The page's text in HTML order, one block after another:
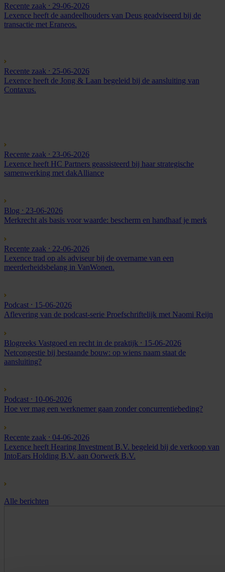
Recente zaak ⸱ 29-06-2026
Lexence heeft de aandeelhouders van Deus geadviseerd bij de
transactie met Eraneos.
Recente zaak ⸱ 25-06-2026
Lexence heeft de Jong & Laan begeleid bij de aansluiting van
Contaxus.
Recente zaak ⸱ 23-06-2026
Lexence heeft HC Partners geassisteerd bij haar strategische
samenwerking met dakAlliance
Blog ⸱ 23-06-2026
Merkrecht als basis voor waarde: bescherm en handhaaf je merk
Recente zaak ⸱ 22-06-2026
Lexence trad op als adviseur bij de overname van een
meerderheidsbelang in VanWonen.
Podcast ⸱ 15-06-2026
Aflevering van de podcast-serie Proefschriftelijk met Naomi Reijn
Blogreeks Vastgoed en recht in de praktijk ⸱ 15-06-2026
Netcongestie bij bestaande bouw: op wiens naam staat de
aansluiting?
Podcast ⸱ 10-06-2026
Hoe ver mag een werknemer gaan zonder concurrentiebeding?
Recente zaak ⸱ 04-06-2026
Lexence heeft Hearing Investment B.V. begeleid bij de verkoop van
IntoEars Holding B.V. aan Oorwerk B.V.
Alle berichten